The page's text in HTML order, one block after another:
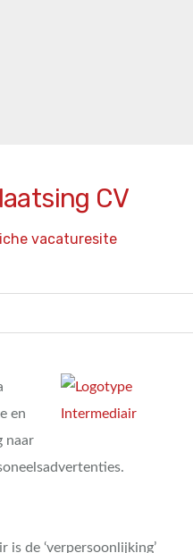
CV
vacaturesite
en
naar
de ‘verpersoonlijking’